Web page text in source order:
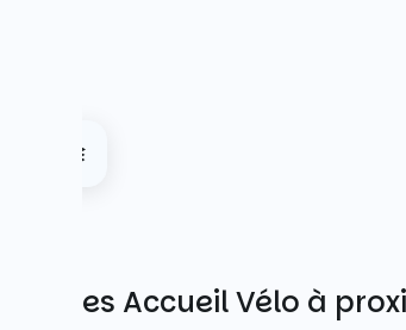
Autres Accueil Vélo à